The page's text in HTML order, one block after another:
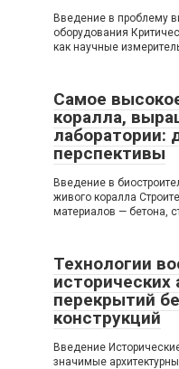
Введение в проблему
оборудования
как научные
Самое
коралла,
лаборатории:
перспективы
Введение в
живого коралла
материалов — бетона,
Технологии
исторических
перекрытий
конструкций
Введение
значимые